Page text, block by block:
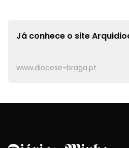
Já conhece o site
www.diocese-braga.pt